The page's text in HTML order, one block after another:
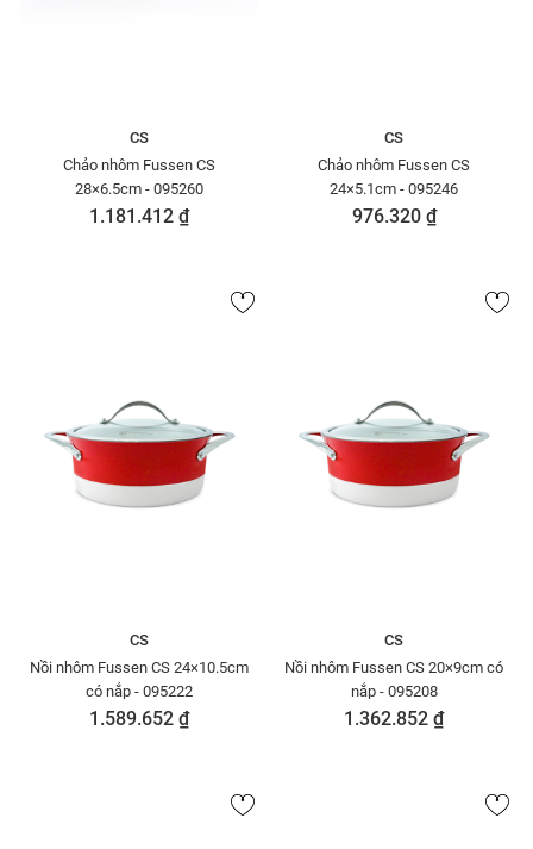
CS
Chảo nhôm Fussen CS
28×6.5cm - 095260
1.181.412 ₫
CS
Chảo nhôm Fussen CS
24×5.1cm - 095246
976.320 ₫
CS
Nồi nhôm Fussen CS 24×10.5cm
có nắp - 095222
1.589.652 ₫
CS
Nồi nhôm Fussen CS 20×9cm có
nắp - 095208
1.362.852 ₫